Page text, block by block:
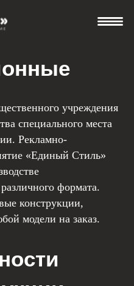
учреждения
специального места
Рекламно-
«Единый Стиль»
формата.
конструкции,
модели на заказ.